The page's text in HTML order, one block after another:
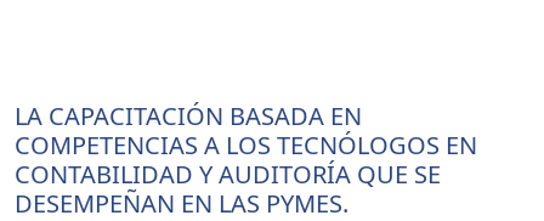
LA CAPACITACIÓN BASADA EN
COMPETENCIAS A LOS TECNÓLOGOS EN
CONTABILIDAD Y AUDITORÍA QUE SE
DESEMPEÑAN EN LAS PYMES.